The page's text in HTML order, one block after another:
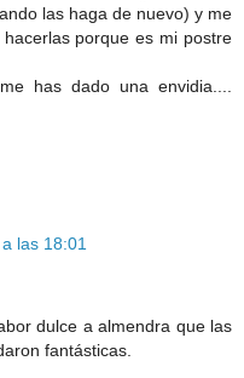
las haga de nuevo) y me
porque es mi postre
has dado una envidia....
las 18:01
dulce a almendra que las
fantásticas.